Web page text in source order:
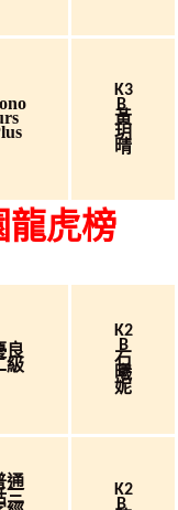
K3
B
黃
玥
晴
虎榜
良
級
K2
B
石
曦
妮
通
三
K2
B